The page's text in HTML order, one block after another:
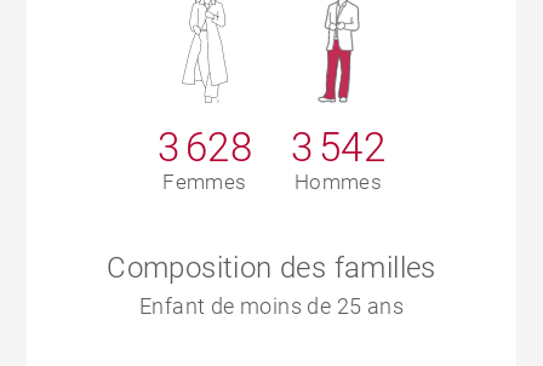
3 628
Femmes
3 542
Hommes
Composition des familles
Enfant de moins de 25 ans